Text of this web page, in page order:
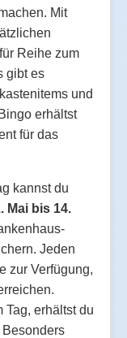
Mit
Reihe zum
gibt es
und
erhältst
für das
kannst du
Mai bis 14.
Jeden
zur Verfügung,
Tag, erhältst du